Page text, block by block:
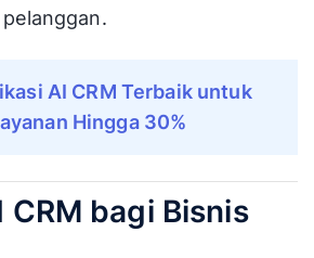
AI CRM Terbaik untuk
Hingga 30%
CRM bagi Bisnis